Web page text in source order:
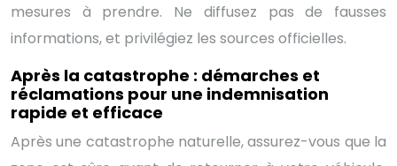
mesures à prendre. Ne diffusez pas de fausses
informations, et privilégiez les sources officielles.
Après la catastrophe : démarches et
réclamations pour une indemnisation
rapide et efficace
Après une catastrophe naturelle, assurez-vous que la